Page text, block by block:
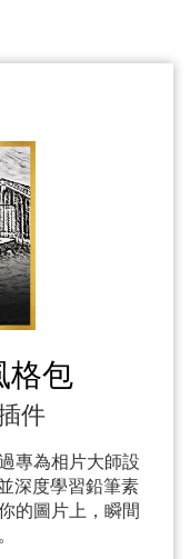
格包
件
專為相片大師設
深度學習鉛筆素
的圖片上，瞬間